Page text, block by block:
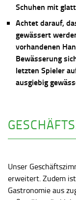
Schuhen mit
Achtet darauf,
gewässert
vorhandenen
Bewässerung
letzten Spieler
ausgiebig
Unser
erweitert. Zudem
Gastronomie aus